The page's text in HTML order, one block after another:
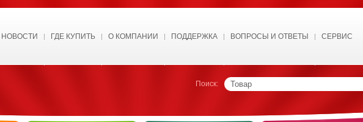
НОВОСТИ ГДЕ КУПИТЬ О КОМПАНИИ ПОДДЕРЖКА ВОПРОСЫ И ОТВЕТЫ СЕРВИС
Поиск: